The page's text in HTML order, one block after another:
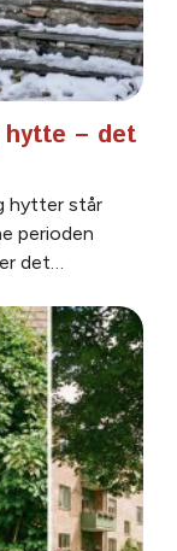
– det
hytter står
perioden
det…